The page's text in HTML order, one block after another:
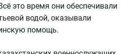
это время они обеспечивали
водой, оказывали
помощь.